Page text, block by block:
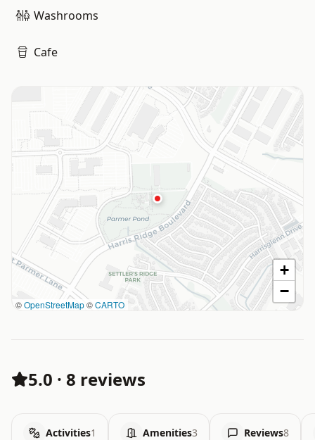
Washrooms
Cafe
©OpenStreetMap©CARTO
+
−
5.0 · 8 reviews
Activities1 Amenities3 Reviews8